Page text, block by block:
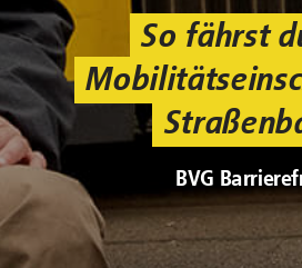
So fährst
BVG